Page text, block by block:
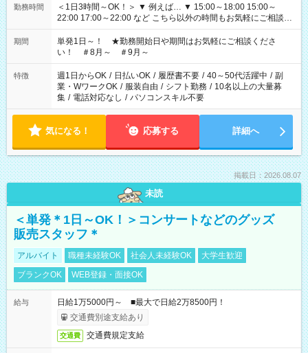
勤務時間
＜1日3時間～OK！＞ ▼ 例えば… ▼ 15:00～18:00 15:00～
22:00 17:00～22:00 など こちら以外の時間もお気軽にご相談く
ださい！
期間
単発1日～！ ★勤務開始日や期間はお気軽にご相談くださ
い！ ＃8月～ ＃9月～
特徴 週1日からOK / 日払いOK / 履歴書不要 / 40～50代活躍中 / 副
業・WワークOK / 服装自由 / シフト勤務 / 10名以上の大量募
集 / 電話対応なし / パソコンスキル不要
気になる！ 応募する 詳細へ
掲載日：2026.08.07
未読
＜単発＊1日～OK！＞コンサートなどのグッズ
販売スタッフ＊
アルバイト 職種未経験OK 社会人未経験OK
大学生歓迎
ブランクOK
WEB登録・面接OK
給与
日給1万5000円～ ■最大で日給2万8500円！
交通費別途支給あり
交通費 交通費規定支給